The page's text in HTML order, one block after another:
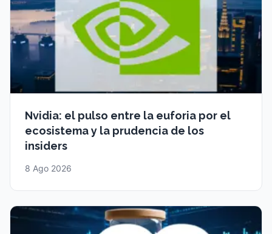
Nvidia: el pulso entre la euforia por el
ecosistema y la prudencia de los
insiders
8 Ago 2026